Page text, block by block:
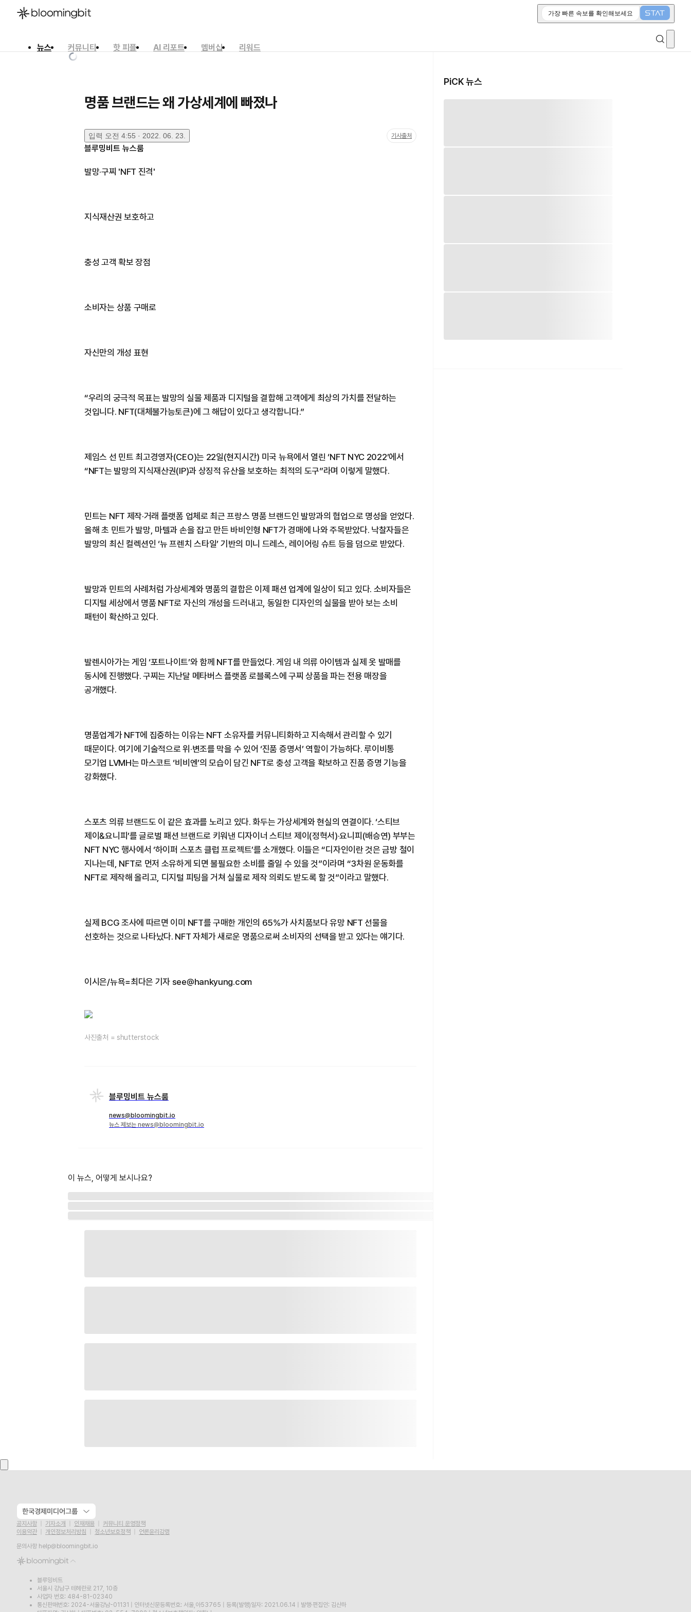
가장 빠른 속보를 확인해보세요
뉴스 커뮤니티 핫 피플 AI 리포트 멤버십
리워드
명품 브랜드는 왜 가상세계에 빠졌나
입력 오전 4:55 · 2022. 06. 23. 기사출처
블루밍비트 뉴스룸
발망·구찌 'NFT 진격'
지식재산권 보호하고
충성 고객 확보 장점
소비자는 상품 구매로
자신만의 개성 표현
“우리의 궁극적 목표는 발망의 실물 제품과 디지털을 결합해 고객에게 최상의 가치를 전달하는
것입니다. NFT(대체불가능토큰)에 그 해답이 있다고 생각합니다.”
제임스 선 민트 최고경영자(CEO)는 22일(현지시간) 미국 뉴욕에서 열린 ‘NFT NYC 2022’에서
“NFT는 발망의 지식재산권(IP)과 상징적 유산을 보호하는 최적의 도구”라며 이렇게 말했다.
민트는 NFT 제작·거래 플랫폼 업체로 최근 프랑스 명품 브랜드인 발망과의 협업으로 명성을 얻었다.
올해 초 민트가 발망, 마텔과 손을 잡고 만든 바비인형 NFT가 경매에 나와 주목받았다. 낙찰자들은
발망의 최신 컬렉션인 ‘뉴 프렌치 스타일’ 기반의 미니 드레스, 레이어링 슈트 등을 덤으로 받았다.
발망과 민트의 사례처럼 가상세계와 명품의 결합은 이제 패션 업계에 일상이 되고 있다. 소비자들은
디지털 세상에서 명품 NFT로 자신의 개성을 드러내고, 동일한 디자인의 실물을 받아 보는 소비
패턴이 확산하고 있다.
발렌시아가는 게임 ‘포트나이트’와 함께 NFT를 만들었다. 게임 내 의류 아이템과 실제 옷 발매를
동시에 진행했다. 구찌는 지난달 메타버스 플랫폼 로블록스에 구찌 상품을 파는 전용 매장을
공개했다.
명품업계가 NFT에 집중하는 이유는 NFT 소유자를 커뮤니티화하고 지속해서 관리할 수 있기
때문이다. 여기에 기술적으로 위·변조를 막을 수 있어 ‘진품 증명서’ 역할이 가능하다. 루이비통
모기업 LVMH는 마스코트 ‘비비엔’의 모습이 담긴 NFT로 충성 고객을 확보하고 진품 증명 기능을
강화했다.
스포츠 의류 브랜드도 이 같은 효과를 노리고 있다. 화두는 가상세계와 현실의 연결이다. ‘스티브
제이&요니피’를 글로벌 패션 브랜드로 키워낸 디자이너 스티브 제이(정혁서)·요니피(배승연) 부부는
NFT NYC 행사에서 ‘하이퍼 스포츠 클럽 프로젝트’를 소개했다. 이들은 “디자인이란 것은 금방 철이
지나는데, NFT로 먼저 소유하게 되면 불필요한 소비를 줄일 수 있을 것”이라며 “3차원 운동화를
NFT로 제작해 올리고, 디지털 피팅을 거쳐 실물로 제작 의뢰도 받도록 할 것”이라고 말했다.
실제 BCG 조사에 따르면 이미 NFT를 구매한 개인의 65%가 사치품보다 유망 NFT 선물을
선호하는 것으로 나타났다. NFT 자체가 새로운 명품으로써 소비자의 선택을 받고 있다는 얘기다.
이시은/뉴욕=최다은 기자 see@hankyung.com
사진출처 = shutterstock
블루밍비트 뉴스룸
news@bloomingbit.io
뉴스 제보는 news@bloomingbit.io
이 뉴스, 어떻게 보시나요?
PiCK 뉴스
한국경제미디어그룹
공지사항 기자소개 인재채용
커뮤니티 운영정책
이용약관
개인정보처리방침 청소년보호정책
언론윤리강령
문의사항 help@bloomingbit.io
블루밍비트
서울시 강남구 테헤란로 217, 10층
사업자 번호: 484-81-02340
통신판매번호: 2024-서울강남-01131
인터넷신문등록번호: 서울,아53765 등록(발행)일자: 2021.06.14
발행·편집인: 김산하